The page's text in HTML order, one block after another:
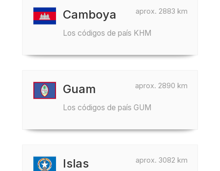
aprox. 2883 km
Camboya
Los códigos de país KHM
aprox. 2890 km
Guam
Los códigos de país GUM
aprox. 3082 km
Islas